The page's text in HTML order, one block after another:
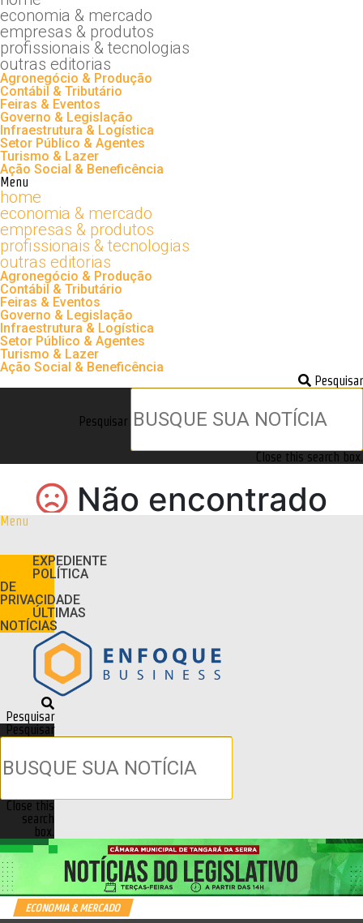
economia & mercado
empresas & produtos
profissionais & tecnologias
outras editorias
Agronegócio & Produção
Contábil & Tributário
Feiras & Eventos
Governo & Legislação
Infraestrutura & Logística
Setor Público & Agentes
Turismo & Lazer
Ação Social & Beneficência
Menu
home
economia & mercado
empresas & produtos
profissionais & tecnologias
outras editorias
Agronegócio & Produção
Contábil & Tributário
Feiras & Eventos
Governo & Legislação
Infraestrutura & Logística
Setor Público & Agentes
Turismo & Lazer
Ação Social & Beneficência
Pesquisar
Pesquisar
Close this search box.
Menu
EXPEDIENTE
POLÍTICA
DE
PRIVACIDADE
ÚLTIMAS
NOTÍCIAS
Pesquisar
Pesquisar
Close this
search
box.
ECONOMIA & MERCADO